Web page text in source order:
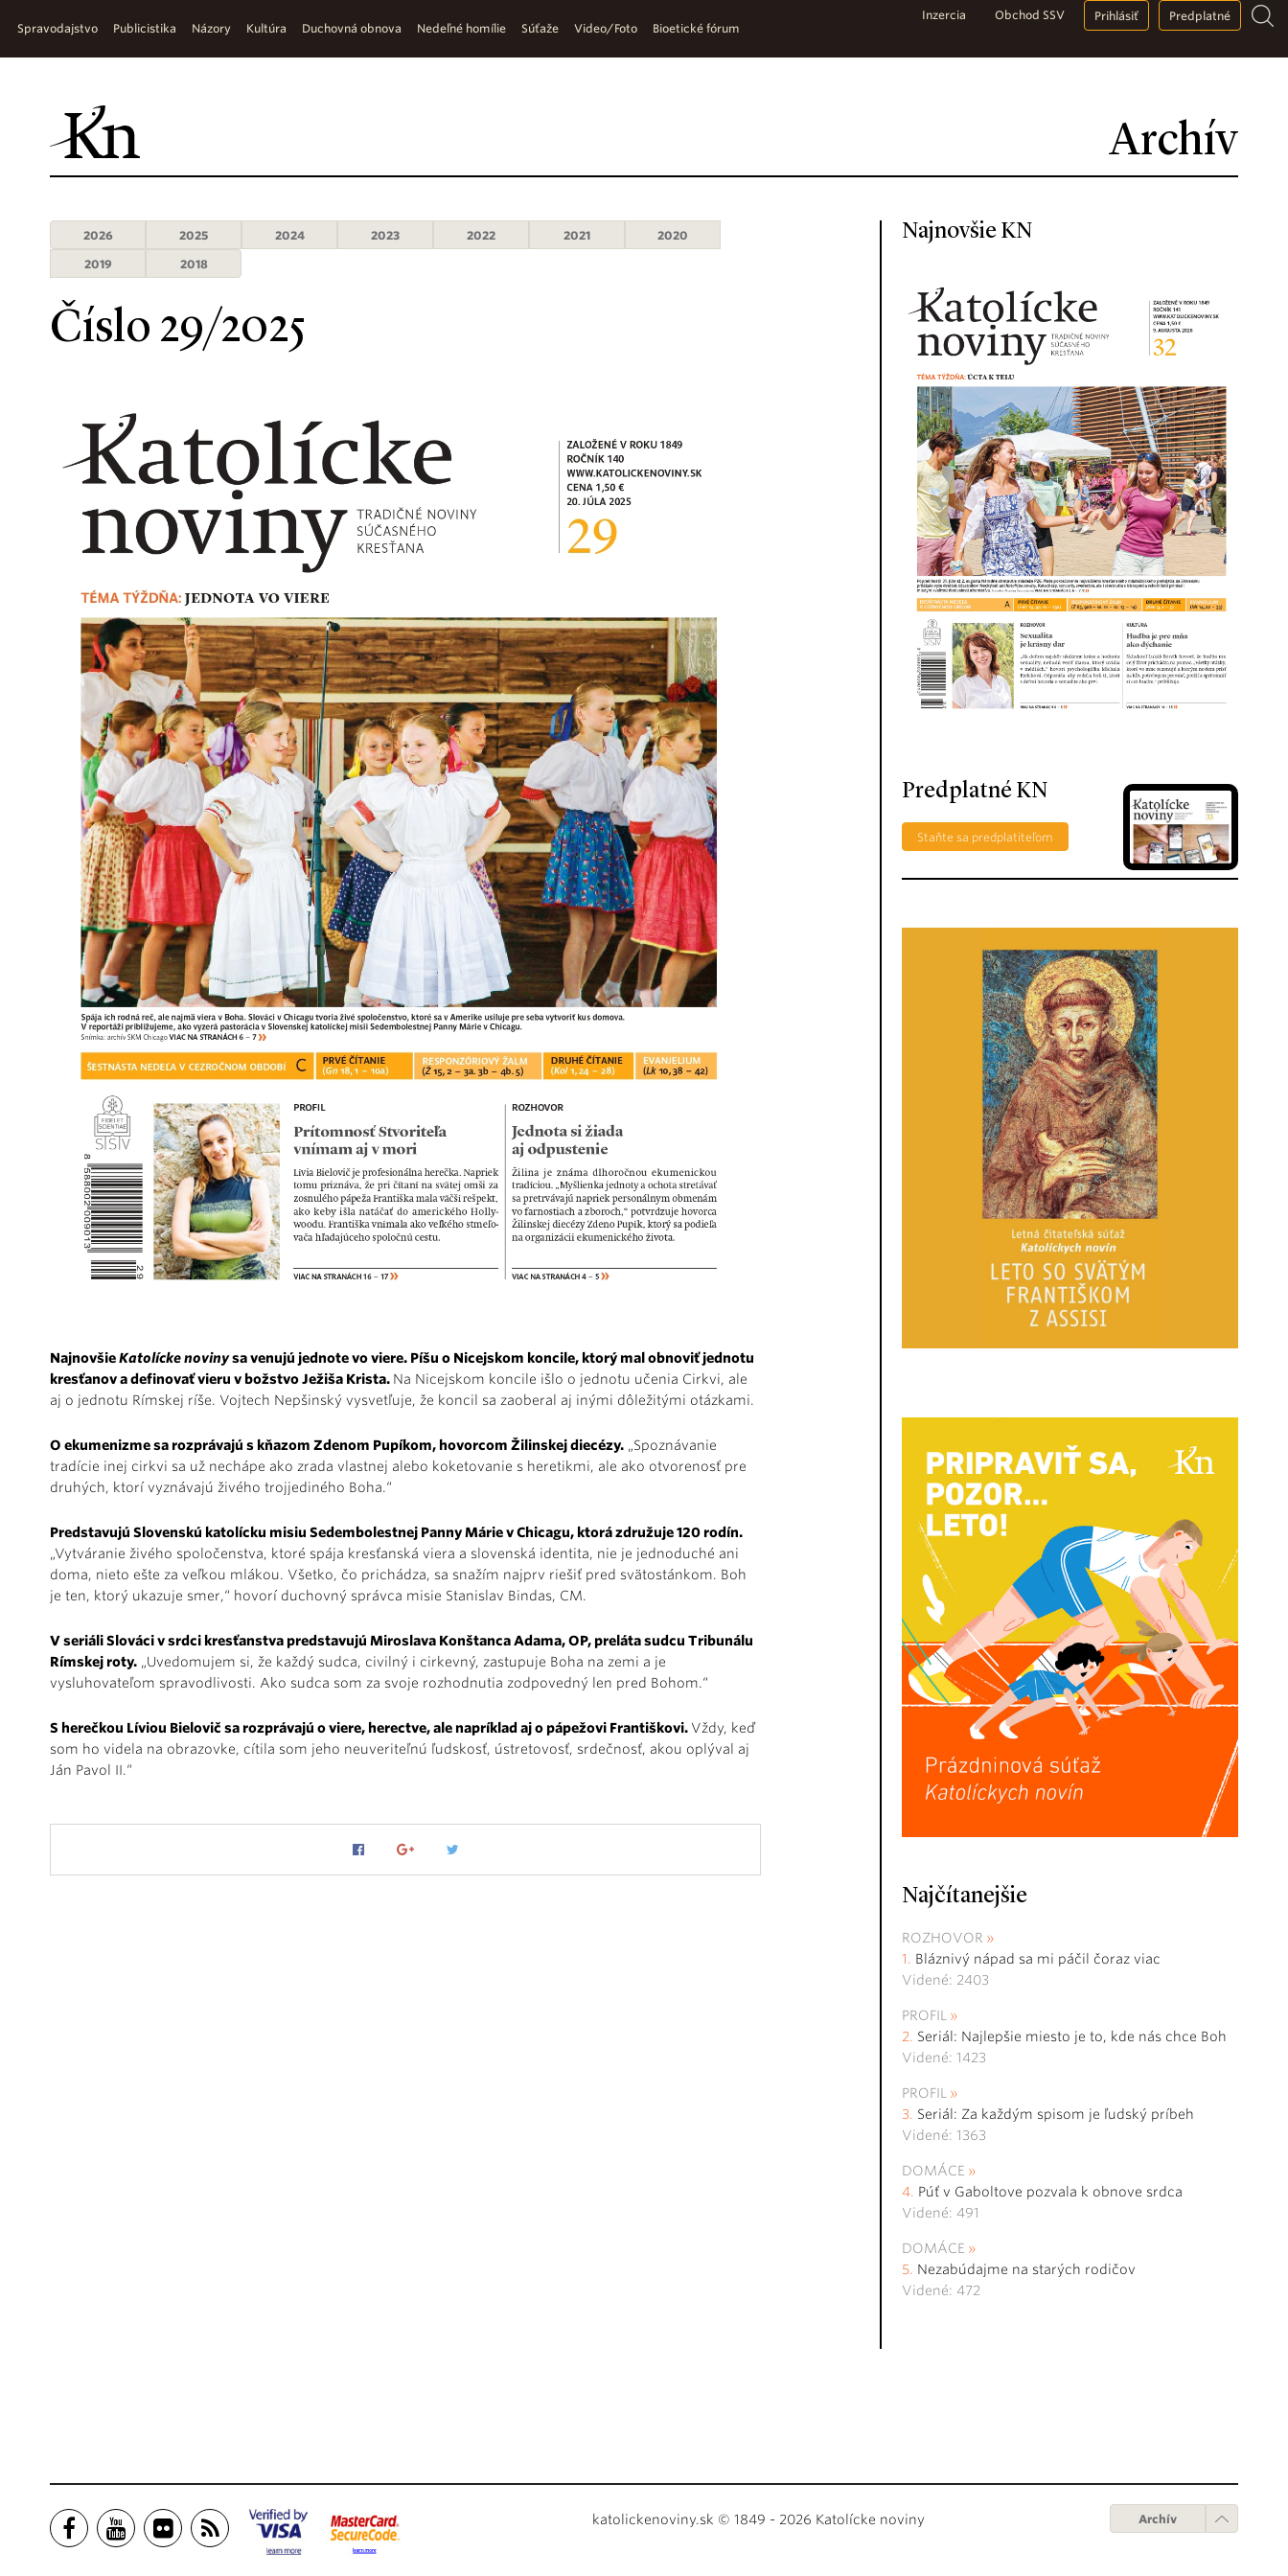
Archív
Spravodajstvo Publicistika Názory Kultúra Duchovná obnova Nedeľné homílie Súťaže Video/Foto Bioetické fórum
Inzercia Obchod SSV Prihlásiť Predplatné
2026 2025 2024 2023 2022 2021
2020
2019
2018
Číslo 29/2025
NajnovšieKatolícke novinysa venujú jednote vo viere. Píšu o Nicejskom koncile, ktorý mal obnoviť jednotu
kresťanov a definovať vieru v božstvo Ježiša Krista. Na Nicejskom koncile išlo o jednotu učenia Cirkvi, ale
aj o jednotu Rímskej ríše. Vojtech Nepšinský vysvetľuje, že koncil sa zaoberal aj inými dôležitými otázkami.
O ekumenizme sa rozprávajú s kňazom Zdenom Pupíkom, hovorcom Žilinskej diecézy. „Spoznávanie
tradície inej cirkvi sa už nechápe ako zrada vlastnej alebo koketovanie s heretikmi, ale ako otvorenosť pre
druhých, ktorí vyznávajú živého trojjediného Boha.“
Predstavujú Slovenskú katolícku misiu Sedembolestnej Panny Márie v Chicagu, ktorá združuje 120 rodín.
„Vytváranie živého spoločenstva, ktoré spája kresťanská viera a slovenská identita, nie je jednoduché ani
doma, nieto ešte za veľkou mlákou. Všetko, čo prichádza, sa snažím najprv riešiť pred svätostánkom. Boh
je ten, ktorý ukazuje smer,“ hovorí duchovný správca misie Stanislav Bindas, CM.
V seriáli Slováci v srdci kresťanstva predstavujú Miroslava Konštanca Adama, OP, preláta sudcu Tribunálu
Rímskej roty. „Uvedomujem si, že každý sudca, civilný i cirkevný, zastupuje Boha na zemi a je
vysluhovateľom spravodlivosti. Ako sudca som za svoje rozhodnutia zodpovedný len pred Bohom.“
S herečkou Líviou Bielovič sa rozprávajú o viere, herectve, ale napríklad aj o pápežovi Františkovi. Vždy, keď
som ho videla na obrazovke, cítila som jeho neuveriteľnú ľudskosť, ústretovosť, srdečnosť, akou oplýval aj
Ján Pavol II.“
Najnovšie KN
Predplatné KN
Staňte sa predplatiteľom
Najčítanejšie
ROZHOVOR
Bláznivý nápad sa mi páčil čoraz viac
Videné: 2403
PROFIL
Seriál: Najlepšie miesto je to, kde nás chce Boh
Videné: 1423
PROFIL
Seriál: Za každým spisom je ľudský príbeh
Videné: 1363
DOMÁCE
Púť v Gaboltove pozvala k obnove srdca
Videné: 491
DOMÁCE
Nezabúdajme na starých rodičov
Videné: 472
katolickenoviny.sk © 1849 - 2026 Katolícke noviny Archív